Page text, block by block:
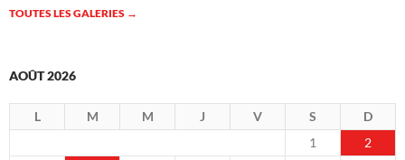
TOUTES LES GALERIES →
AOÛT 2026
L M M J V S
D
1
2